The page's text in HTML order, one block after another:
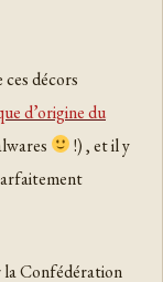
décors
d’origine du
!) , et il y
la Confédération